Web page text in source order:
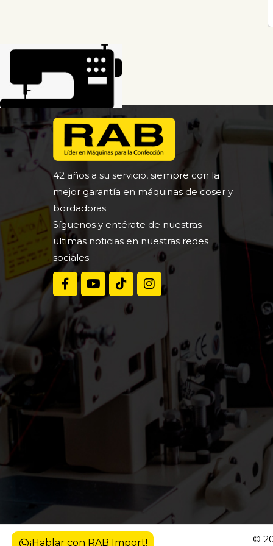
Bordadoras con laser
Bordadoras con lentejuelas
Bordadoras multifuncion
Pasadora lateral
Remachadoras
Plancha transfer
Perlera
Mesa vaporizada
Sublimadora
Corta tiras
Pimponera
Volteadora y panchadora de cuello
Máquina de sellado
Bolsillera
Ultrasonido
Fusionadora
Preformadora
Neumática plana
Pegadora de cinta
¡Hablar con RAB Import!
42 años a su servicio, siempre con la
mejor garantía en máquinas de coser y
bordadoras.
Síguenos y entérate de nuestras
ultimas noticias en nuestras redes
sociales.
©